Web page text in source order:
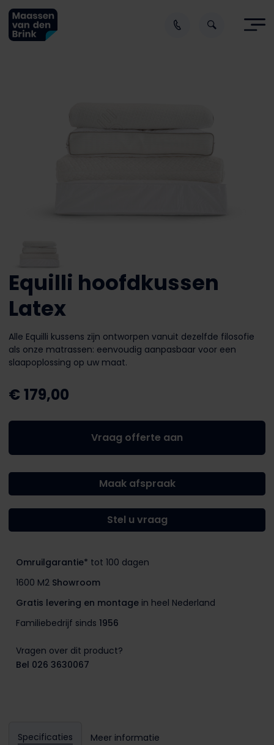
Equilli hoofdkussen
Latex
Alle Equilli kussens zijn ontworpen vanuit dezelfde filosofie
als onze matrassen: eenvoudig aanpasbaar voor een
slaapoplossing op uw maat.
€179,00
Vraag offerte aan
Maak afspraak
Stel u vraag
Omruilgarantie* tot 100 dagen
1600 M2 Showroom
Gratis levering en montage in heel Nederland
Familiebedrijf sinds 1956
Vragen over dit product?
Bel 026 3630067
Specificaties Meer informatie